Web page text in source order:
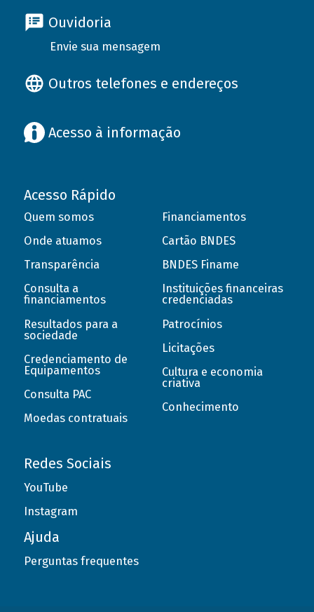
Ouvidoria
Envie sua mensagem
Outros telefones e endereços
Acesso à informação
Acesso Rápido
Quem somos
Onde atuamos
Transparência
Consulta a
financiamentos
Resultados para a
sociedade
Credenciamento de
Equipamentos
Consulta PAC
Moedas contratuais
Financiamentos
Cartão BNDES
BNDES Finame
Instituições financeiras
credenciadas
Patrocínios
Licitações
Cultura e economia
criativa
Conhecimento
Redes Sociais
YouTube
Instagram
Ajuda
Perguntas frequentes